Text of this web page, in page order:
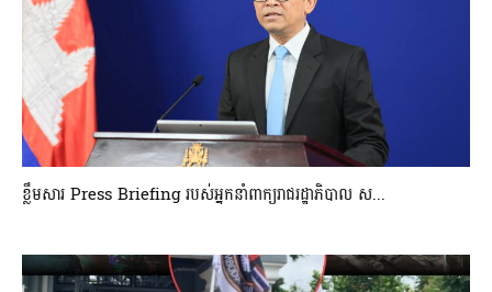
ខ្លឹមសារ Press Briefing របស់អ្នកនាំពាក្យរាជរដ្ឋាភិបាល ស...